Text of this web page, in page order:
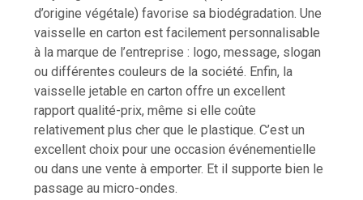
d’origine végétale) favorise sa biodégradation. Une
vaisselle en carton est facilement personnalisable
à la marque de l’entreprise : logo, message, slogan
ou différentes couleurs de la société. Enfin, la
vaisselle jetable en carton offre un excellent
rapport qualité-prix, même si elle coûte
relativement plus cher que le plastique. C’est un
excellent choix pour une occasion événementielle
ou dans une vente à emporter. Et il supporte bien le
passage au micro-ondes.